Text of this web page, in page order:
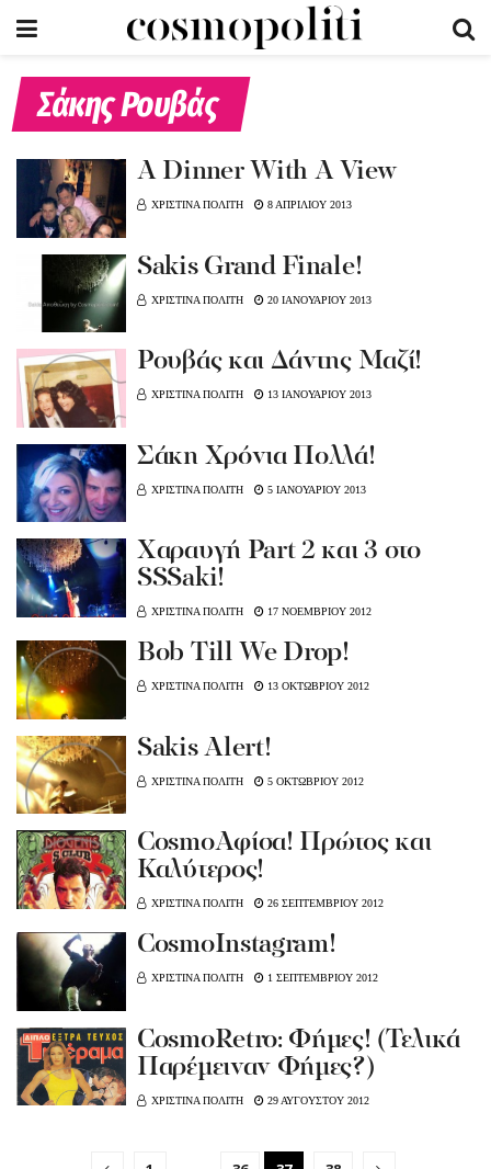
Σάκης Ρουβάς
A Dinner With A View
ΧΡΙΣΤΙΝΑ ΠΟΛΙΤΗ 8 ΑΠΡΙΛΙΟΥ 2013
Sakis Grand Finale!
ΧΡΙΣΤΙΝΑ ΠΟΛΙΤΗ 20 ΙΑΝΟΥΑΡΙΟΥ 2013
Ρουβάς και Δάντης Μαζί!
ΧΡΙΣΤΙΝΑ ΠΟΛΙΤΗ 13 ΙΑΝΟΥΑΡΙΟΥ 2013
Σάκη Χρόνια Πολλά!
ΧΡΙΣΤΙΝΑ ΠΟΛΙΤΗ 5 ΙΑΝΟΥΑΡΙΟΥ 2013
Χαραυγή Part 2 και 3 στο
SSSaki!
ΧΡΙΣΤΙΝΑ ΠΟΛΙΤΗ 17 ΝΟΕΜΒΡΙΟΥ 2012
Bob Till We Drop!
ΧΡΙΣΤΙΝΑ ΠΟΛΙΤΗ 13 ΟΚΤΩΒΡΙΟΥ 2012
Sakis Alert!
ΧΡΙΣΤΙΝΑ ΠΟΛΙΤΗ 5 ΟΚΤΩΒΡΙΟΥ 2012
CosmoΑφίσα! Πρώτος και
Καλύτερος!
ΧΡΙΣΤΙΝΑ ΠΟΛΙΤΗ 26 ΣΕΠΤΕΜΒΡΙΟΥ 2012
CosmoInstagram!
ΧΡΙΣΤΙΝΑ ΠΟΛΙΤΗ 1 ΣΕΠΤΕΜΒΡΙΟΥ 2012
CosmoRetro: Φήμες! (Τελικά
Παρέμειναν Φήμες?)
ΧΡΙΣΤΙΝΑ ΠΟΛΙΤΗ 29 ΑΥΓΟΥΣΤΟΥ 2012